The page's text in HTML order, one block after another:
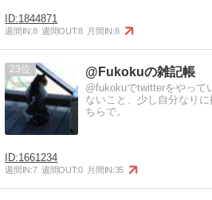
1844871
週間IN:8 週間OUT:8 月間IN:8
23 @Fukokuの雑記帳
@fukokuでtwitterをやって
ないこと、少し自分なり
ちらで。
1661234
週間IN:7 週間OUT:0 月間IN:35